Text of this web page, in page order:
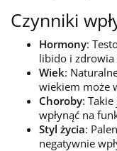
Czynniki
Hormony:
libido i zdrowia
Wiek:
wiekiem może
Choroby:
wpłynąć na
Styl życia:
negatywnie